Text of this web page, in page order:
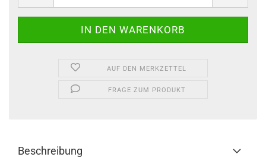
AUF DEN MERKZETTEL
FRAGE ZUM PRODUKT
Beschreibung